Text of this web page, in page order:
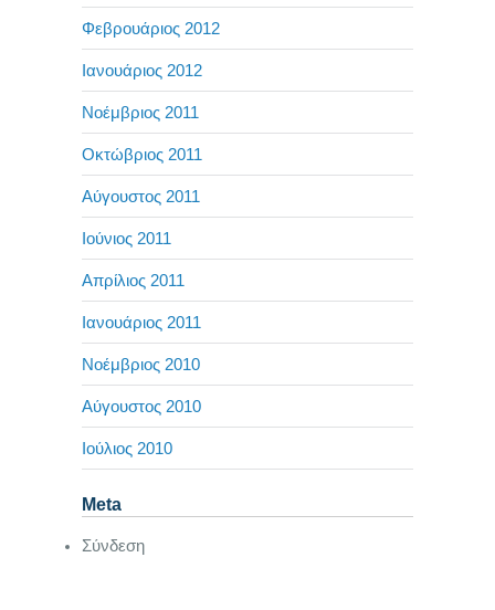
Φεβρουάριος 2012
Ιανουάριος 2012
Νοέμβριος 2011
Οκτώβριος 2011
Αύγουστος 2011
Ιούνιος 2011
Απρίλιος 2011
Ιανουάριος 2011
Νοέμβριος 2010
Αύγουστος 2010
Ιούλιος 2010
Meta
Σύνδεση